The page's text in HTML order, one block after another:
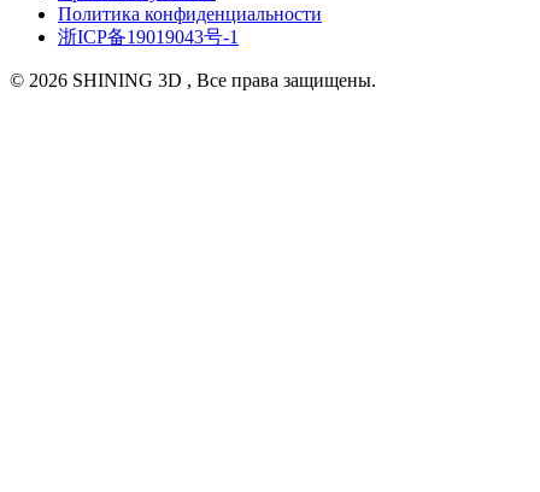
Политика конфиденциальности
浙ICP备19019043号-1
© 2026 SHINING 3D , Все права защищены.